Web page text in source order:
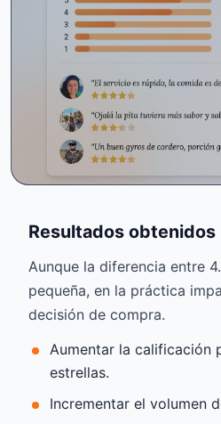
Resultados obtenidos
Aunque la diferencia entre
pequeña, en la práctica
decisión de compra.
Aumentar la calificación
estrellas.
Incrementar el volumen